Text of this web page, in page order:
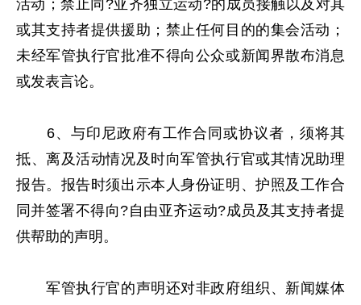
活动；禁止同?亚齐独立运动?的成员接触以及对其
或其支持者提供援助；禁止任何目的的集会活动；
未经军管执行官批准不得向公众或新闻界散布消息
或发表言论。
6、与印尼政府有工作合同或协议者，须将其
抵、离及活动情况及时向军管执行官或其情况助理
报告。报告时须出示本人身份证明、护照及工作合
同并签署不得向?自由亚齐运动?成员及其支持者提
供帮助的声明。
军管执行官的声明还对非政府组织、新闻媒体